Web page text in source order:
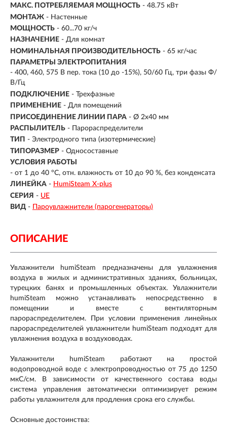
МАКС. ПОТРЕБЛЯЕМАЯ МОЩНОСТЬ - 48.75 кВт
МОНТАЖ - Настенные
МОЩНОСТЬ - 60...70 кг/ч
НАЗНАЧЕНИЕ - Для комнат
НОМИНАЛЬНАЯ ПРОИЗВОДИТЕЛЬНОСТЬ - 65 кг/час
ПАРАМЕТРЫ ЭЛЕКТРОПИТАНИЯ
- 400, 460, 575 В пер. тока (10 до -15%), 50/60 Гц, три фазы Ф/
В/Гц
ПОДКЛЮЧЕНИЕ - Трехфазные
ПРИМЕНЕНИЕ - Для помещений
ПРИСОЕДИНЕНИЕ ЛИНИИ ПАРА - Ø 2x40 мм
РАСПЫЛИТЕЛЬ - Парораспределители
ТИП - Электродного типа (изотермические)
ТИПОРАЗМЕР - Односоставные
УСЛОВИЯ РАБОТЫ
- от 1 до 40 °C, отн. влажность от 10 до 90 %, без конденсата
ЛИНЕЙКА - HumiSteam X-plus
СЕРИЯ - UE
ВИД - Пароувлажнители (парогенераторы)
ОПИСАНИЕ
Увлажнители humiSteam предназначены для увлажнения
воздуха в жилых и административных зданиях, больницах,
турецких банях и промышленных объектах. Увлажнители
humiSteam можно устанавливать непосредственно в
помещении и вместе с вентиляторным
парораспределителем. При условии применения линейных
парораспределителей увлажнители humiSteam подходят для
увлажнения воздуха в воздуховодах.
Увлажнители humiSteam работают на простой
водопроводной воде с электропроводностью от 75 до 1250
мкС/см. В зависимости от качественного состава воды
система управления автоматически оптимизирует режим
работы увлажнителя для продления срока его службы.
Основные достоинства: